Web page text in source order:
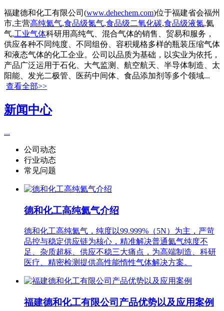
福建德和化工有限公司(www.dehechem.com)位于福建省会福州
市,主营高纯氦气,食品级氮气,食品级二氧化碳,食品级液氮,氦
气,工业气体科研用高纯气、混合气体的销售、贸易和服务，
供应各种不同纯度、不同组份、容积规格多样的瓶装压缩气体
和液态气体的化工企业。公司以品质为基础，以实业为依托，
产品广泛运用于石化、大气监测、航空航天、半导体制造、太
阳能、发光二极管、医药中间体、食品添加剂等多个领域...
查看全部>>
新闻中心
...
公司动态
行业动态
常见问题
德和化工高纯氦气介绍
德和化工高纯氦气，纯度以99.999%（5N）为主，严苛
品控与稳定供应链为核心，精准解决普通氦气纯度不
足、杂质超标、供应不稳三大痛点，为高端制造、科研
医疗、精密检测提供高性能惰性气体解决方案。
福建德和化工有限公司产品优势以及应用案例